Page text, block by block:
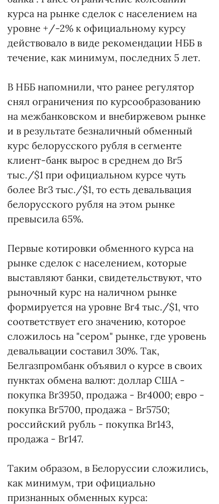
курса на рынке сделок с населением на
уровне +/-2% к официальному курсу
действовало в виде рекомендации НББ в
течение, как минимум, последних 5 лет.
В НББ напомнили, что ранее регулятор
снял ограничения по курсообразованию
на межбанковском и внебиржевом рынке
и в результате безналичный обменный
курс белорусского рубля в сегменте
клиент-банк вырос в среднем до Br5
тыс./$1 при официальном курсе чуть
более Br3 тыс./$1, то есть девальвация
белорусского рубля на этом рынке
превысила 65%.
Первые котировки обменного курса на
рынке сделок с населением, которые
выставляют банки, свидетельствуют, что
рыночный курс на наличном рынке
формируется на уровне Br4 тыс./$1, что
соответствует его значению, которое
сложилось на "сером" рынке, где уровень
девальвации составил 30%. Так,
Белгазпромбанк объявил о курсе в своих
пунктах обмена валют: доллар США -
покупка Br3950, продажа - Br4000; евро -
покупка Br5700, продажа - Br5750;
российский рубль - покупка Br143,
продажа - Br147.
Таким образом, в Белоруссии сложились,
как минимум, три официально
признанных обменных курса: